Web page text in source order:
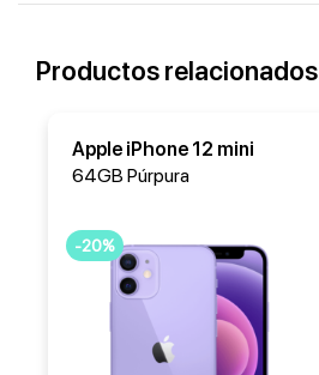
Productos relacionados
Apple iPhone 12 mini
64GB Púrpura
-20%